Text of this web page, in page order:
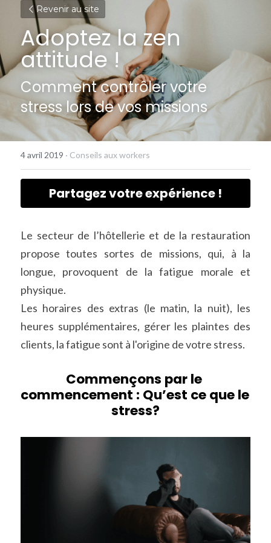
Revenir au site
Adoptez la zen
attitude !
Comment contrôler votre
stress lors de vos missions
4 avril 2019 · Conseils aux workers
Partagez votre expérience !
Le secteur de l’hôtellerie et de la restauration
propose toutes sortes de missions, qui, à la
longue, provoquent de la fatigue morale et
physique.
Les horaires des extras (le matin, la nuit), les
heures supplémentaires, gérer les plaintes des
clients, la fatigue sont à l'origine de votre stress.
Commençons par le
commencement : Qu’est ce que le
stress?